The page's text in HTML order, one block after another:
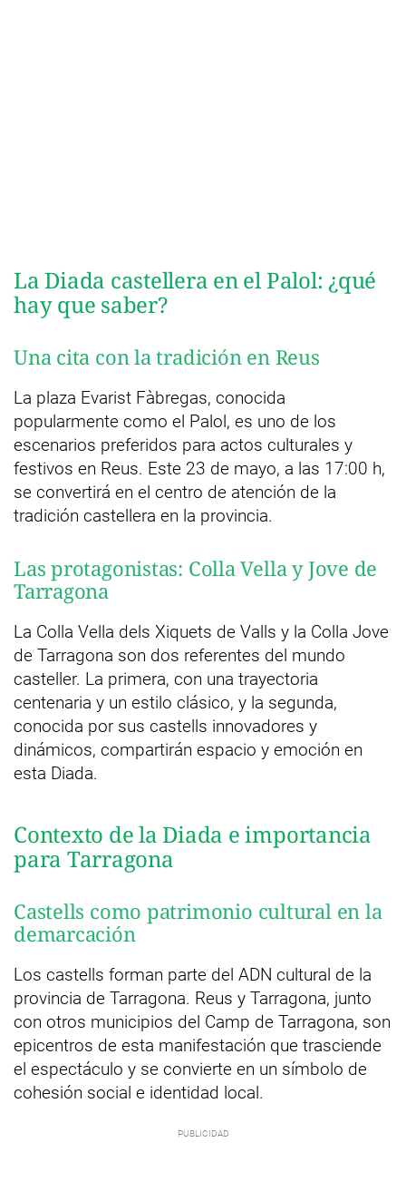
La Diada castellera en el Palol: ¿qué
hay que saber?
Una cita con la tradición en Reus
La plaza Evarist Fàbregas, conocida
popularmente como el Palol, es uno de los
escenarios preferidos para actos culturales y
festivos en Reus. Este 23 de mayo, a las 17:00 h,
se convertirá en el centro de atención de la
tradición castellera en la provincia.
Las protagonistas: Colla Vella y Jove de
Tarragona
La Colla Vella dels Xiquets de Valls y la Colla Jove
de Tarragona son dos referentes del mundo
casteller. La primera, con una trayectoria
centenaria y un estilo clásico, y la segunda,
conocida por sus castells innovadores y
dinámicos, compartirán espacio y emoción en
esta Diada.
Contexto de la Diada e importancia
para Tarragona
Castells como patrimonio cultural en la
demarcación
Los castells forman parte del ADN cultural de la
provincia de Tarragona. Reus y Tarragona, junto
con otros municipios del Camp de Tarragona, son
epicentros de esta manifestación que trasciende
el espectáculo y se convierte en un símbolo de
cohesión social e identidad local.